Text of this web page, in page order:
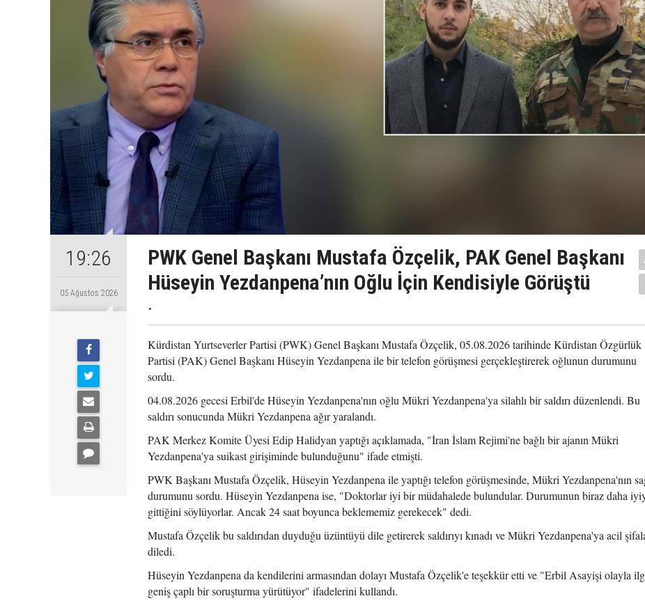
19:26
05 Ağustos 2026
PWK Genel Başkanı Mustafa Özçelik, PAK Genel Başkanı
Hüseyin Yezdanpena’nın Oğlu İçin Kendisiyle Görüştü
.
Kürdistan Yurtseverler Partisi (PWK) Genel Başkanı Mustafa Özçelik, 05.08.2026 tarihinde Kürdistan Özgürlük
Partisi (PAK) Genel Başkanı Hüseyin Yezdanpena ile bir telefon görüşmesi gerçekleştirerek oğlunun durumunu
sordu.
04.08.2026 gecesi Erbil'de Hüseyin Yezdanpena'nın oğlu Mükri Yezdanpena'ya silahlı bir saldırı düzenlendi. Bu
saldırı sonucunda Mükri Yezdanpena ağır yaralandı.
PAK Merkez Komite Üyesi Edip Halidyan yaptığı açıklamada, "İran İslam Rejimi'ne bağlı bir ajanın Mükri
Yezdanpena'ya suikast girişiminde bulunduğunu" ifade etmişti.
PWK Başkanı Mustafa Özçelik, Hüseyin Yezdanpena ile yaptığı telefon görüşmesinde, Mükri Yezdanpena'nın
durumunu sordu. Hüseyin Yezdanpena ise, "Doktorlar iyi bir müdahalede bulundular. Durumunun biraz daha
gittiğini söylüyorlar. Ancak 24 saat boyunca beklememiz gerekecek" dedi.
Mustafa Özçelik bu saldırıdan duyduğu üzüntüyü dile getirerek saldırıyı kınadı ve Mükri Yezdanpena'ya acil
diledi.
Hüseyin Yezdanpena da kendilerini armasından dolayı Mustafa Özçelik'e teşekkür etti ve "Erbil Asayişi olayla
geniş çaplı bir soruşturma yürütüyor" ifadelerini kullandı.